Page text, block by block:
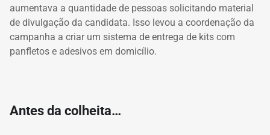
aumentava a quantidade de pessoas solicitando material
de divulgação da candidata. Isso levou a coordenação da
campanha a criar um sistema de entrega de kits com
panfletos e adesivos em domicílio.
Antes da colheita…